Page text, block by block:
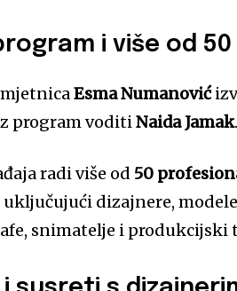
i više od
Esma Numanović
program voditiNaida Jamak.
radi više od 50
uključujući dizajnere,
snimatelje i produkcijski